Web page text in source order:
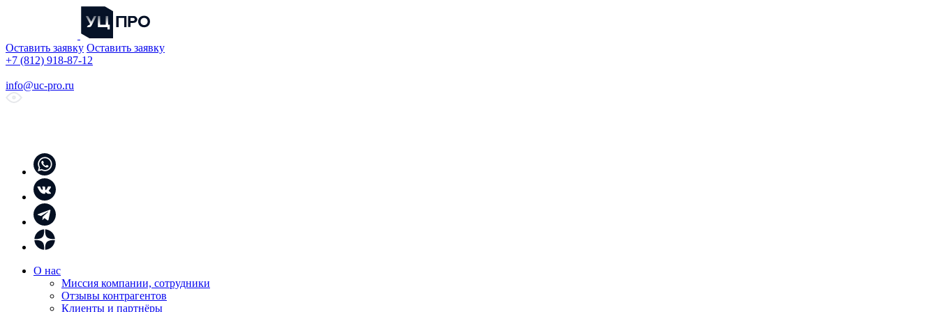
Оставить заявку Оставить заявку
+7 (812) 918-87-12
info@uc-pro.ru
О нас
Миссия компании, сотрудники
Отзывы контрагентов
Клиенты и партнёры